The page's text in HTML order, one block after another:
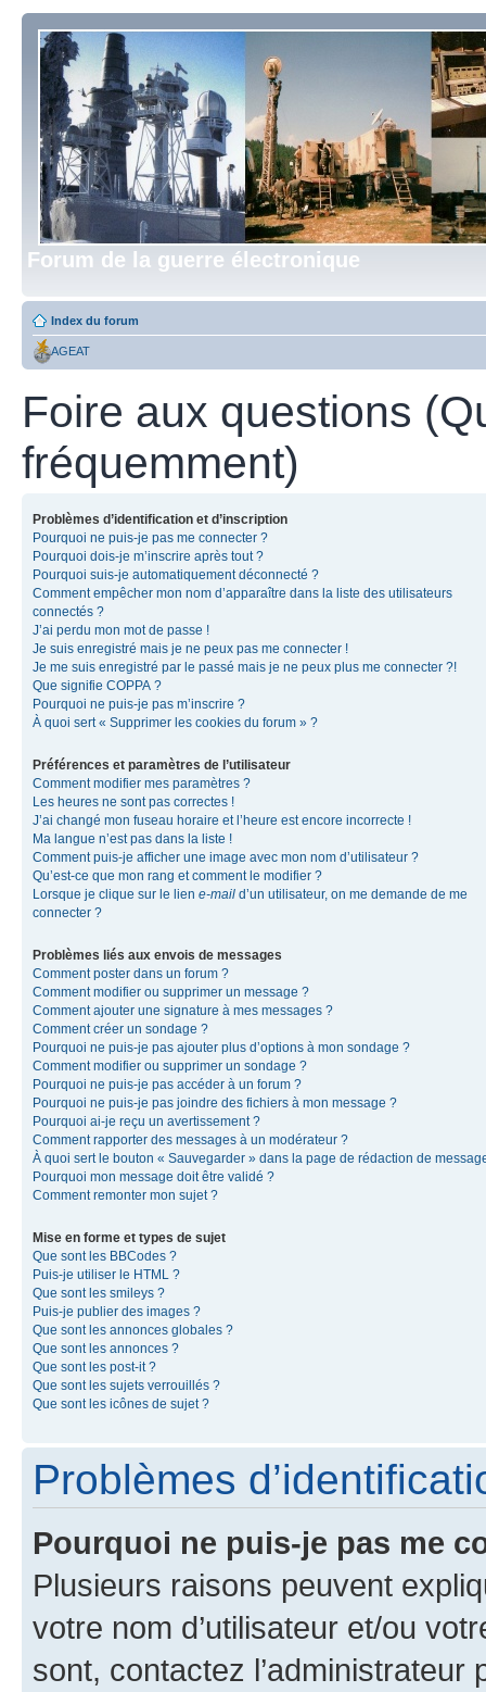
Forum de la guerre électronique
Index du forum
AGEAT
Foire aux questions
fréquemment)
Problèmes d’identification et d’inscription
Pourquoi ne puis-je pas me connecter ?
Pourquoi dois-je m’inscrire après tout ?
Pourquoi suis-je automatiquement déconnecté ?
Comment empêcher mon nom d’apparaître dans la liste des utilisateurs
connectés ?
J’ai perdu mon mot de passe !
Je suis enregistré mais je ne peux pas me connecter !
Je me suis enregistré par le passé mais je ne peux plus me connecter ?!
Que signifie COPPA ?
Pourquoi ne puis-je pas m’inscrire ?
À quoi sert « Supprimer les cookies du forum » ?
Préférences et paramètres de l’utilisateur
Comment modifier mes paramètres ?
Les heures ne sont pas correctes !
J’ai changé mon fuseau horaire et l’heure est encore incorrecte !
Ma langue n’est pas dans la liste !
Comment puis-je afficher une image avec mon nom d’utilisateur ?
Qu’est-ce que mon rang et comment le modifier ?
Lorsque je clique sur le lien e-mail d’un utilisateur, on me demande de me
connecter ?
Problèmes liés aux envois de messages
Comment poster dans un forum ?
Comment modifier ou supprimer un message ?
Comment ajouter une signature à mes messages ?
Comment créer un sondage ?
Pourquoi ne puis-je pas ajouter plus d’options à mon sondage ?
Comment modifier ou supprimer un sondage ?
Pourquoi ne puis-je pas accéder à un forum ?
Pourquoi ne puis-je pas joindre des fichiers à mon message ?
Pourquoi ai-je reçu un avertissement ?
Comment rapporter des messages à un modérateur ?
À quoi sert le bouton « Sauvegarder » dans la page de rédaction de
Pourquoi mon message doit être validé ?
Comment remonter mon sujet ?
Mise en forme et types de sujet
Que sont les BBCodes ?
Puis-je utiliser le HTML ?
Que sont les smileys ?
Puis-je publier des images ?
Que sont les annonces globales ?
Que sont les annonces ?
Que sont les post-it ?
Que sont les sujets verrouillés ?
Que sont les icônes de sujet ?
Problèmes
Pourquoi ne puis-je pas me
Plusieurs raisons peuvent
votre nom d’utilisateur et/ou
sont, contactez l’administrateur